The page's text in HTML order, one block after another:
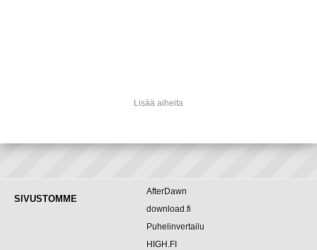
Lisää aiheita
SIVUSTOMME
AfterDawn
download.fi
Puhelinvertailu
HIGH.FI